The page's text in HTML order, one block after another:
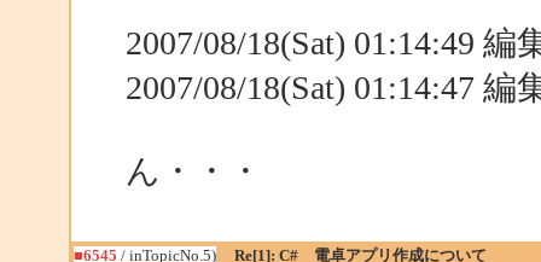
2007/08/18(Sat) 01:14:49 編
2007/08/18(Sat) 01:14:47 編
ん・・・
■6545 / inTopicNo.5) Re[1]: C# 電卓アプリ作成について